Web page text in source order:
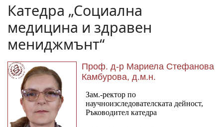
Катедра „Социална
медицина и здравен
мениджмънт“
Проф. д-р Мариела Стефанова
Камбурова, д.м.н.